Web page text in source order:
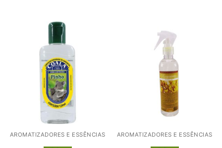
AROMATIZADORES E ESSÊNCIAS AROMATIZADORES E ESSÊNCIAS